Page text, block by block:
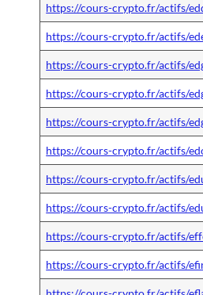
https://cours-crypto.fr/actifs/
https://cours-crypto.fr/actifs/
https://cours-crypto.fr/actifs/
https://cours-crypto.fr/actifs/
https://cours-crypto.fr/actifs/
https://cours-crypto.fr/actifs/
https://cours-crypto.fr/actifs/
https://cours-crypto.fr/actifs/
https://cours-crypto.fr/actifs/
https://cours-crypto.fr/actifs/